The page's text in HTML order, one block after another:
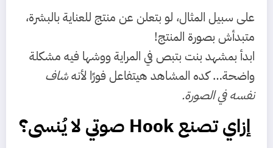
على سبيل المثال، لو بتعلن عن منتج للعناية بالبشرة،
متبدأش بصورة المنتج!
ابدأ بمشهد بنت بتبص في المراية ووشها فيه مشكلة
واضحة… كده المشاهد هيتفاعل فورًا لأنهشاف
نفسه في الصورة.
إزاي تصنع Hook صوتي لا يُنسى؟